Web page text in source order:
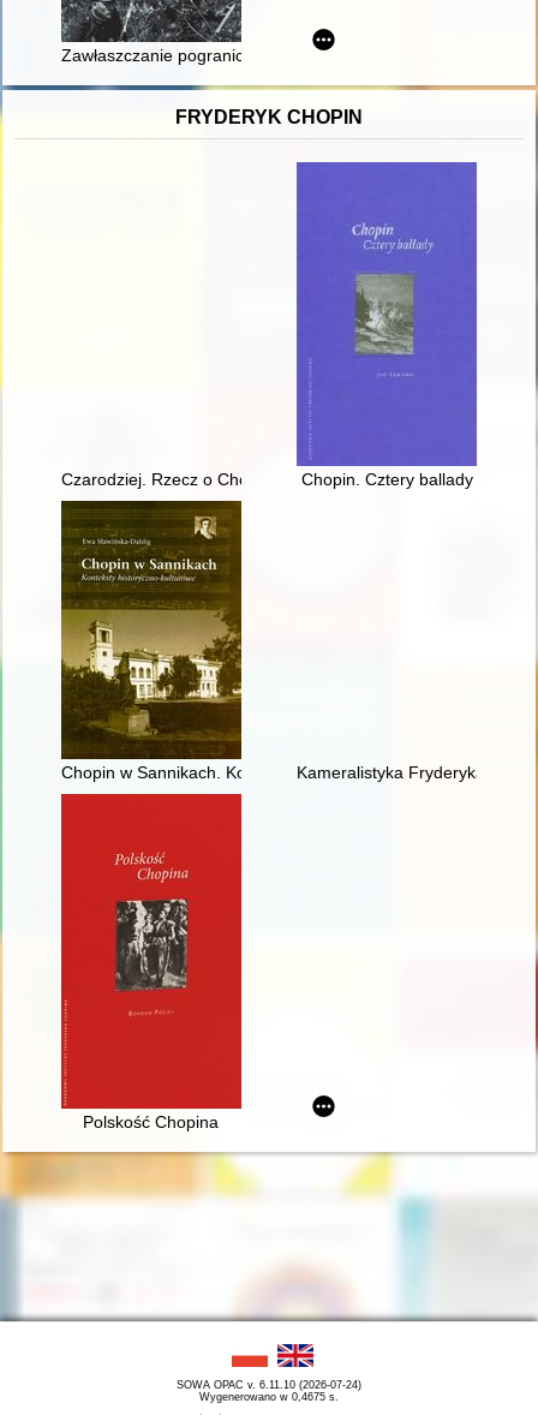
Zawłaszczanie pogranicza : zwalczanie sowieckiej dywersji i
FRYDERYK CHOPIN
Czarodziej. Rzecz o Chopinie [1810-1849]Chopin. Cztery ballady
Chopin w Sannikach. Konteksty historyczno-kulturowe
Kameralistyka Fryderyka
Polskość Chopina
SOWA OPAC v. 6.11.10 (2026-07-24)
Wygenerowano w 0,4675 s.